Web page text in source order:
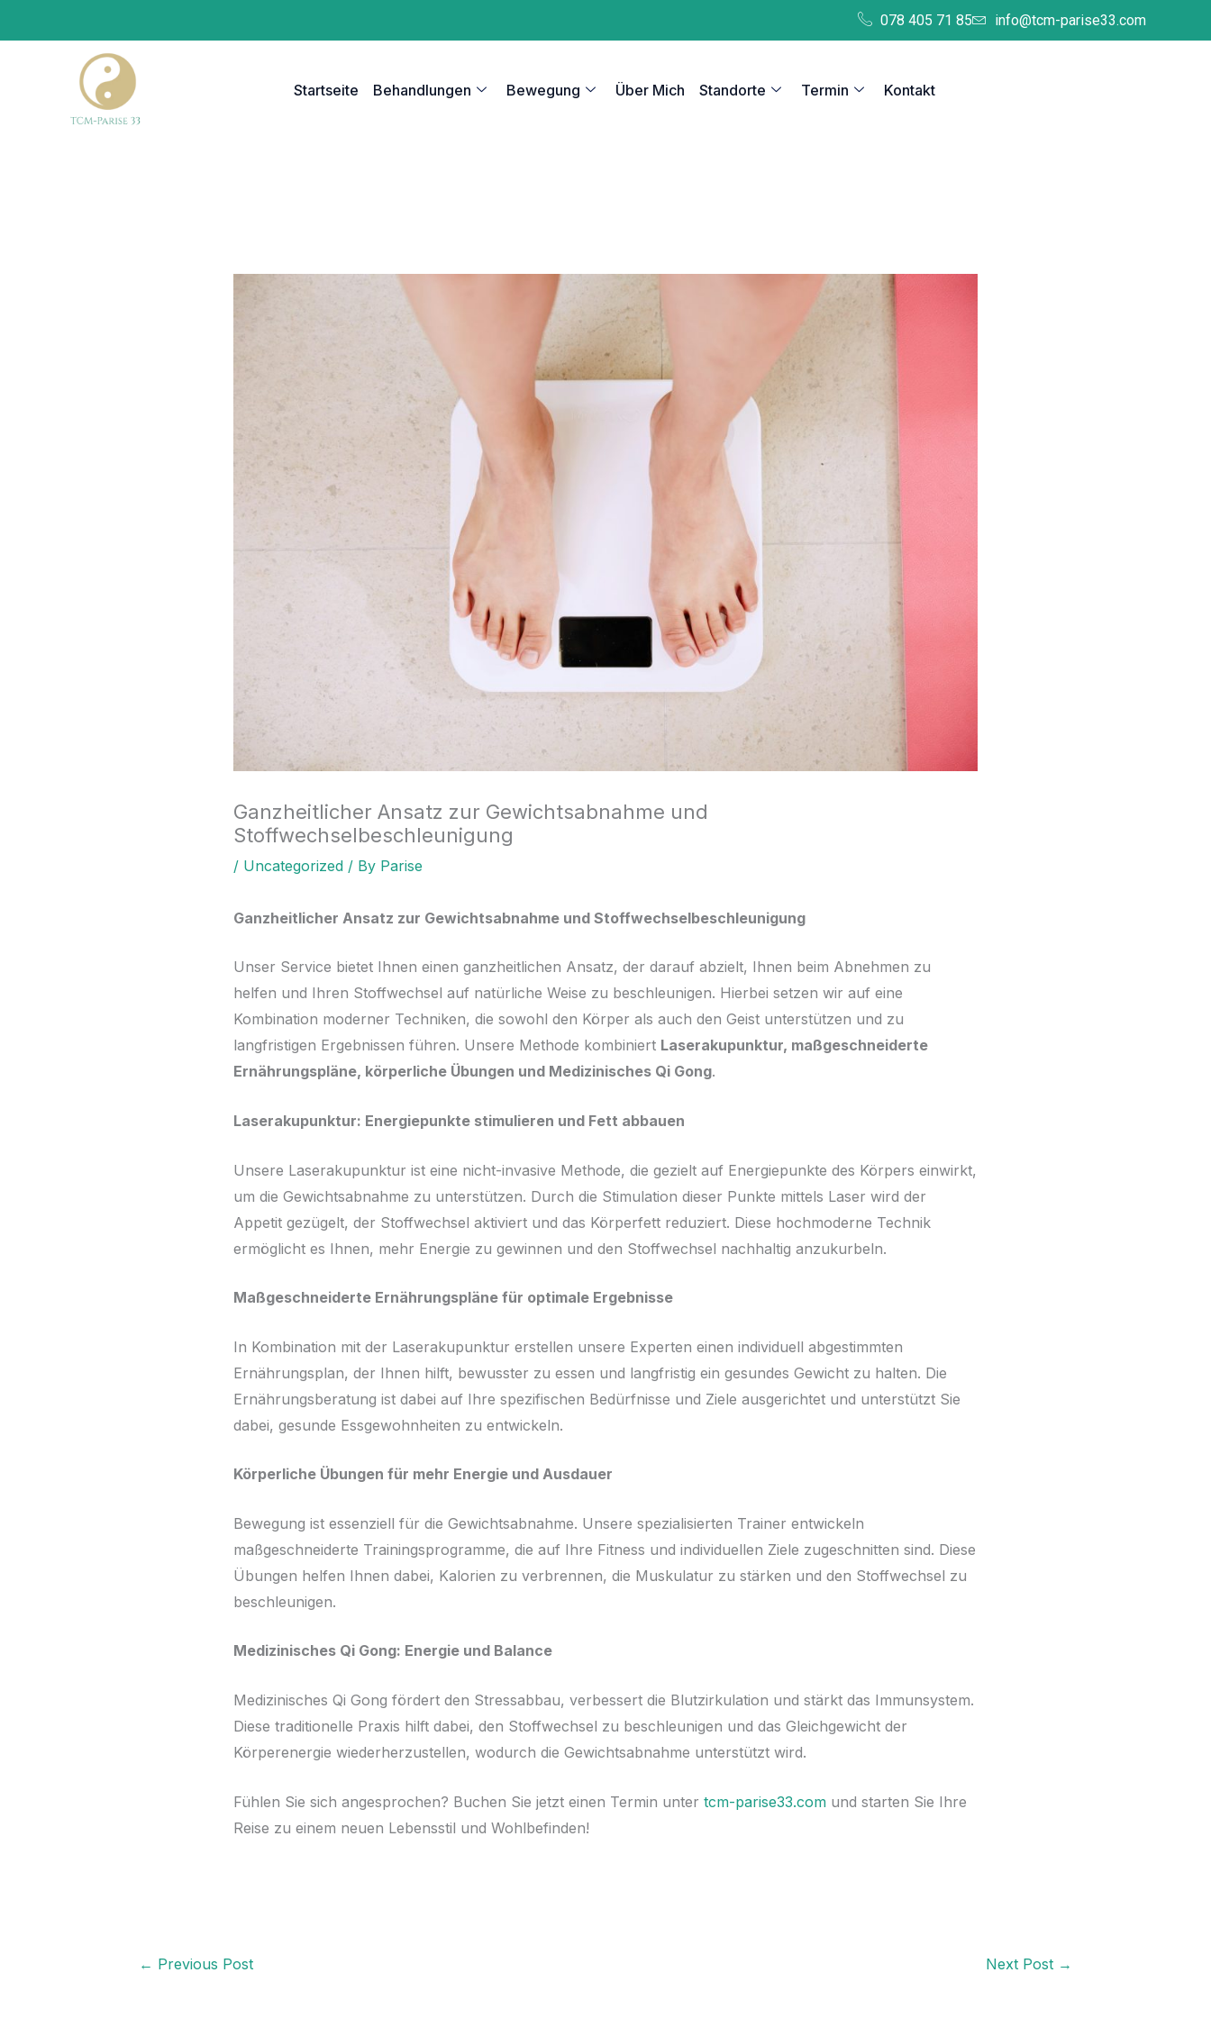
to
078 405 71 85 info@tcm-parise33.com
Startseite Behandlungen Bewegung Über Mich Standorte Termin Kontakt
Ganzheitlicher Ansatz zur Gewichtsabnahme und
Stoffwechselbeschleunigung
/ Uncategorized/ By Parise
Ganzheitlicher Ansatz zur Gewichtsabnahme und Stoffwechselbeschleunigung
Unser Service bietet Ihnen einen ganzheitlichen Ansatz, der darauf abzielt, Ihnen beim Abnehmen zu
helfen und Ihren Stoffwechsel auf natürliche Weise zu beschleunigen. Hierbei setzen wir auf eine
Kombination moderner Techniken, die sowohl den Körper als auch den Geist unterstützen und zu
langfristigen Ergebnissen führen. Unsere Methode kombiniert Laserakupunktur, maßgeschneiderte
Ernährungspläne, körperliche Übungen und Medizinisches Qi Gong.
Laserakupunktur: Energiepunkte stimulieren und Fett abbauen
Unsere Laserakupunktur ist eine nicht-invasive Methode, die gezielt auf Energiepunkte des Körpers einwirkt,
um die Gewichtsabnahme zu unterstützen. Durch die Stimulation dieser Punkte mittels Laser wird der
Appetit gezügelt, der Stoffwechsel aktiviert und das Körperfett reduziert. Diese hochmoderne Technik
ermöglicht es Ihnen, mehr Energie zu gewinnen und den Stoffwechsel nachhaltig anzukurbeln.
Maßgeschneiderte Ernährungspläne für optimale Ergebnisse
In Kombination mit der Laserakupunktur erstellen unsere Experten einen individuell abgestimmten
Ernährungsplan, der Ihnen hilft, bewusster zu essen und langfristig ein gesundes Gewicht zu halten. Die
Ernährungsberatung ist dabei auf Ihre spezifischen Bedürfnisse und Ziele ausgerichtet und unterstützt Sie
dabei, gesunde Essgewohnheiten zu entwickeln.
Körperliche Übungen für mehr Energie und Ausdauer
Bewegung ist essenziell für die Gewichtsabnahme. Unsere spezialisierten Trainer entwickeln
maßgeschneiderte Trainingsprogramme, die auf Ihre Fitness und individuellen Ziele zugeschnitten sind. Diese
Übungen helfen Ihnen dabei, Kalorien zu verbrennen, die Muskulatur zu stärken und den Stoffwechsel zu
beschleunigen.
Medizinisches Qi Gong: Energie und Balance
Medizinisches Qi Gong fördert den Stressabbau, verbessert die Blutzirkulation und stärkt das Immunsystem.
Diese traditionelle Praxis hilft dabei, den Stoffwechsel zu beschleunigen und das Gleichgewicht der
Körperenergie wiederherzustellen, wodurch die Gewichtsabnahme unterstützt wird.
Fühlen Sie sich angesprochen? Buchen Sie jetzt einen Termin unter tcm-parise33.comund starten Sie Ihre
Reise zu einem neuen Lebensstil und Wohlbefinden!
← Previous Post Next Post →